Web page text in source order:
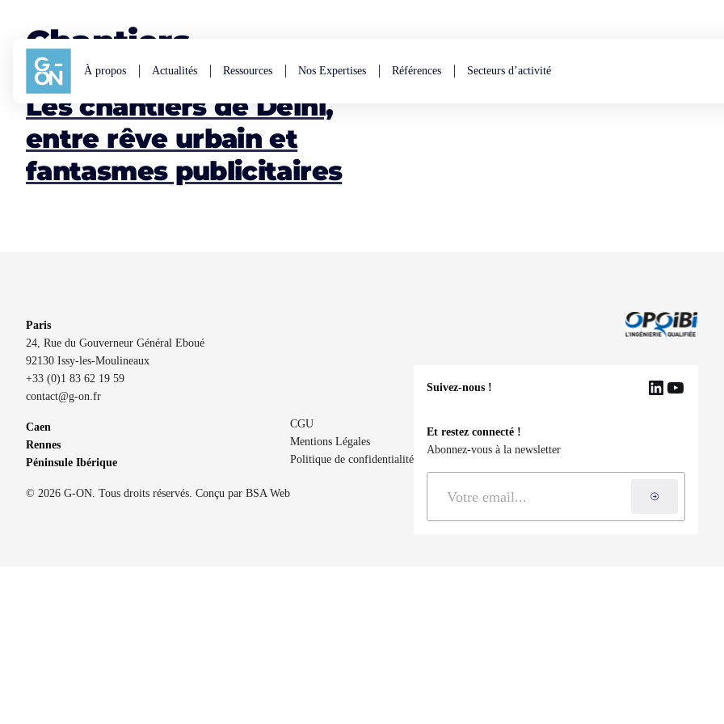
À propos Actualités Ressources Nos Expertises Références Secteurs d’activité
Chantiers
Les chantiers de Delhi,
entre rêve urbain et
fantasmes publicitaires
Paris
24, Rue du Gouverneur Général Eboué
92130 Issy-les-Moulineaux
+33 (0)1 83 62 19 59
contact@g-on.fr
Caen
Rennes
Péninsule Ibérique
© 2026 G-ON. Tous droits réservés. Conçu par BSA Web
CGU
Mentions Légales
Politique de confidentialité
Suivez-nous ! LinkedIn
Et restez connecté !
Abonnez-vous à la newsletter